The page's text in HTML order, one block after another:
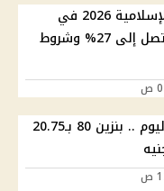
أفضل شهادات الادخار الإسلامية 2026 في
البنوك المصرية.. عوائد تصل إلى 27% وشروط
أسعار الوقود في مصر اليوم .. بنزين 80 بـ20.75